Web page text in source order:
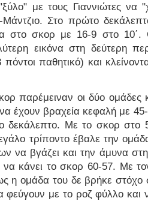
με τους Γιαννιώτες να
Μάντζιο. Στο πρώτο
στο σκορ με 16-9 στο 10΄.
εικόνα στη δεύτερη
πόντοι παθητικό) και
παρέμειναν οι δύο ομάδες
να έχουν βραχεία κεφαλή με
δεκάλεπτο. Με το σκορ
τρίποντο έβαλε την
να βγάζει και την άμυνα
κάνει το σκορ 60-57. Με
η ομάδα του δε βρήκε στόχο
φεύγουν με το ροζ φύλλο και